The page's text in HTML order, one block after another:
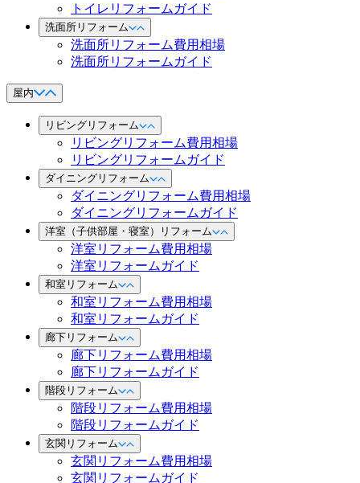
トイレリフォームガイド
洗面所リフォーム
洗面所リフォーム費用相場
洗面所リフォームガイド
屋内
リビングリフォーム
リビングリフォーム費用相場
リビングリフォームガイド
ダイニングリフォーム
ダイニングリフォーム費用相場
ダイニングリフォームガイド
洋室（子供部屋・寝室）リフォーム
洋室リフォーム費用相場
洋室リフォームガイド
和室リフォーム
和室リフォーム費用相場
和室リフォームガイド
廊下リフォーム
廊下リフォーム費用相場
廊下リフォームガイド
階段リフォーム
階段リフォーム費用相場
階段リフォームガイド
玄関リフォーム
玄関リフォーム費用相場
玄関リフォームガイド